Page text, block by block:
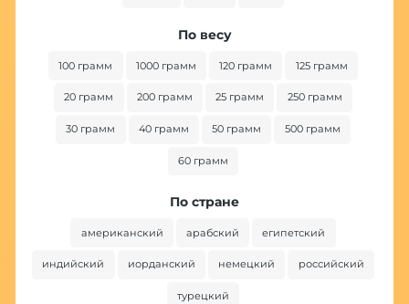
По весу
100 грамм 1000 грамм 120 грамм 125 грамм
20 грамм 200 грамм 25 грамм 250 грамм
30 грамм 40 грамм 50 грамм 500 грамм
60 грамм
По стране
американский арабский египетский
индийский иорданский немецкий российский
турецкий